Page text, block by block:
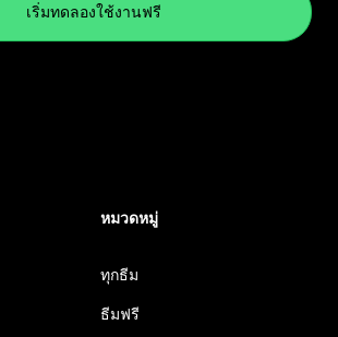
เริ่มทดลองใช้งานฟรี
หมวดหมู่
ทุกธีม
ธีมฟรี